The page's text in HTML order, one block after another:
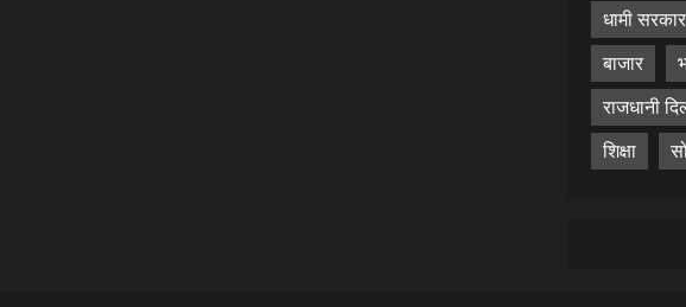
धामी सरकार
बाजार
राजधानी
शिक्षा